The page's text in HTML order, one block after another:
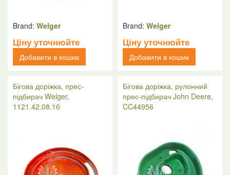
Brand: Welger
Ціну уточнюйте
Добавити в кошик
Brand: Welger
Ціну уточнюйте
Добавити в кошик
Бігова доріжка, прес-
підбирач Welger,
1121.42.08.16
Бігова доріжка, рулонний
прес-підбирач John Deere,
CC44956